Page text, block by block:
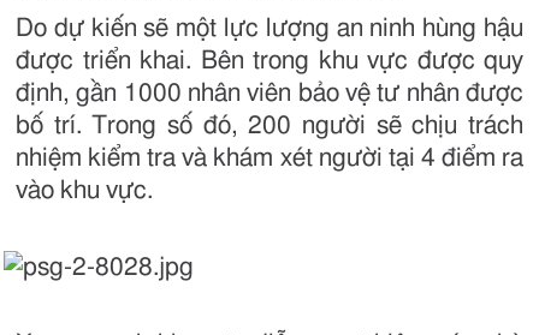
Do dự kiến ​​sẽ một lực lượng an ninh hùng hậu
được triển khai. Bên trong khu vực được quy
định, gần 1000 nhân viên bảo vệ tư nhân được
bố trí. Trong số đó, 200 người sẽ chịu trách
nhiệm kiểm tra và khám xét người tại 4 điểm ra
vào khu vực.